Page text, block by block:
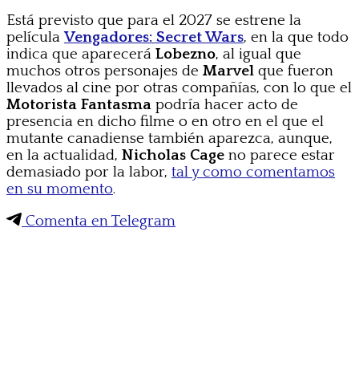
Está previsto que para el 2027 se estrene la
películaVengadores: Secret Wars, en la que todo
indica que aparecerá Lobezno, al igual que
muchos otros personajes de Marvel que fueron
llevados al cine por otras compañías, con lo que el
Motorista Fantasma podría hacer acto de
presencia en dicho filme o en otro en el que el
mutante canadiense también aparezca, aunque,
en la actualidad, Nicholas Cage no parece estar
demasiado por la labor, tal y como comentamos
en su momento.
Comenta en Telegram